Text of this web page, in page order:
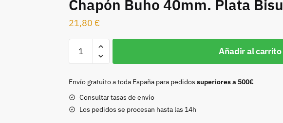
Chapón Buho 40mm. Plata Bisu
21,80 €
Buho
Plata
Bisu
cantidad
Añadir al carrito
Envío gratuito a toda España para pedidos superiores a 500€
Consultar tasas de envío
Los pedidos se procesan hasta las 14h